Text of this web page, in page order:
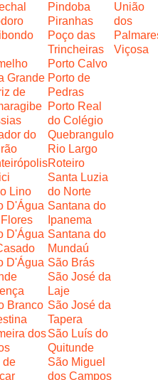
Grande
de
do
Lino
D'Água
D'Água
D'Água
Branco
dos
de
Pindoba
Piranhas
Poço das
Trincheiras
Porto Calvo
Porto de
Pedras
Porto Real
do Colégio
Quebrangulo
Rio Largo
Roteiro
Santa Luzia
do Norte
Santana do
Ipanema
Santana do
Mundaú
São Brás
São José da
Laje
São José da
Tapera
São Luís do
Quitunde
São Miguel
dos Campos
União
dos
Viçosa